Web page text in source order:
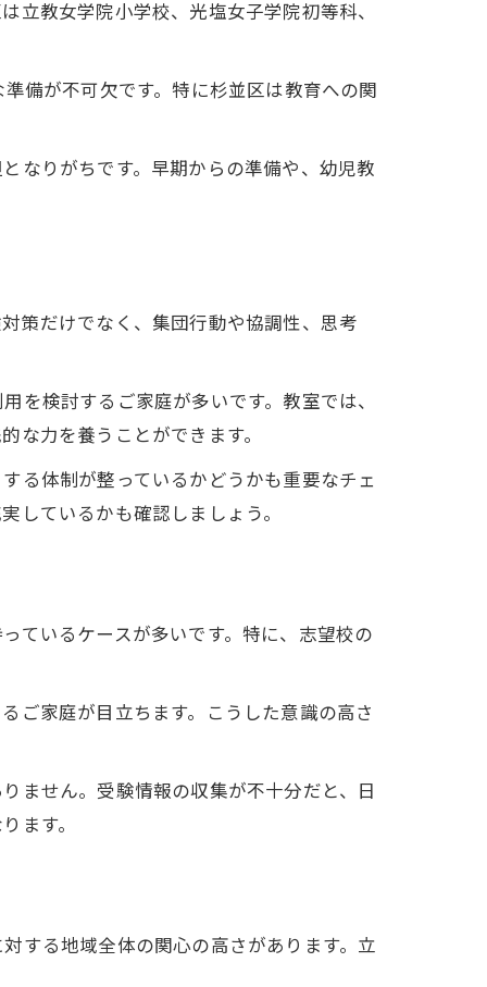
立教女学院小学校、光塩女子学院初等科、
備が不可欠です。特に杉並区は教育への関
なりがちです。早期からの準備や、幼児教
策だけでなく、集団行動や協調性、思考
を検討するご家庭が多いです。教室では、
な力を養うことができます。
る体制が整っているかどうかも重要なチェ
しているかも確認しましょう。
ているケースが多いです。特に、志望校の
ご家庭が目立ちます。こうした意識の高さ
ません。受験情報の収集が不十分だと、日
ます。
する地域全体の関心の高さがあります。立